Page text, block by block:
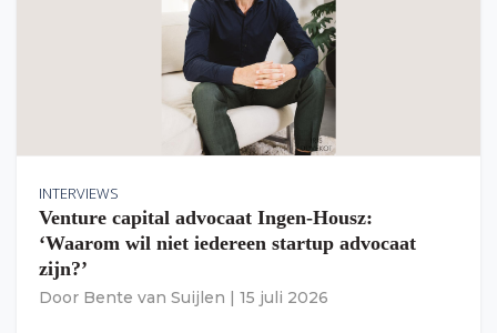
INTERVIEWS
Venture capital advocaat Ingen-Housz:
‘Waarom wil niet iedereen startup advocaat
zijn?’
Door Bente van Suijlen 15 juli 2026